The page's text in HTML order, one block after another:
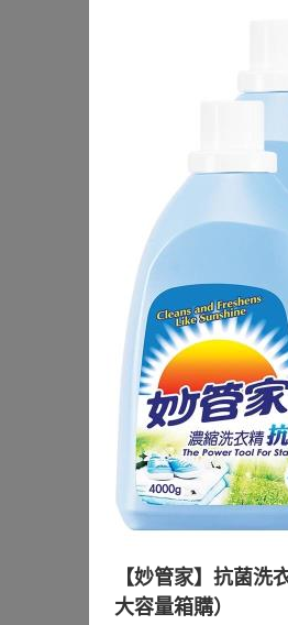
【妙管家】抗菌
大容量箱購）